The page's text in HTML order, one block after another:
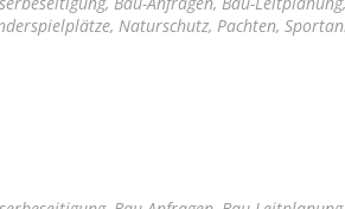
Naturschutz, Pachten,